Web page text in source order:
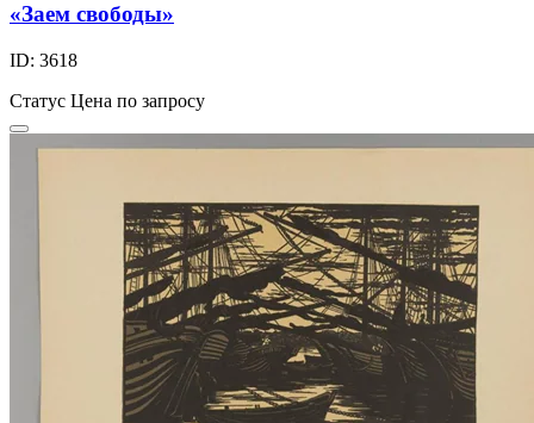
«Заем свободы»
ID: 3618
Статус Цена по запросу